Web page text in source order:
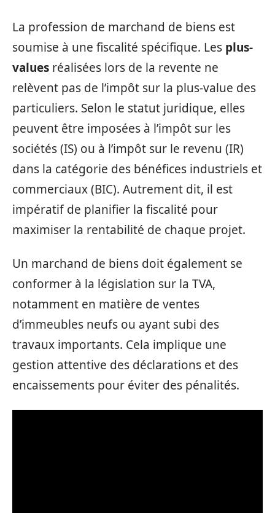
La profession de marchand de biens est
soumise à une fiscalité spécifique. Les plus-
values réalisées lors de la revente ne
relèvent pas de l’impôt sur la plus-value des
particuliers. Selon le statut juridique, elles
peuvent être imposées à l’impôt sur les
sociétés (IS) ou à l’impôt sur le revenu (IR)
dans la catégorie des bénéfices industriels et
commerciaux (BIC). Autrement dit, il est
impératif de planifier la fiscalité pour
maximiser la rentabilité de chaque projet.
Un marchand de biens doit également se
conformer à la législation sur la TVA,
notamment en matière de ventes
d’immeubles neufs ou ayant subi des
travaux importants. Cela implique une
gestion attentive des déclarations et des
encaissements pour éviter des pénalités.